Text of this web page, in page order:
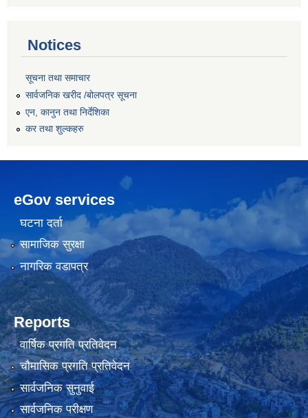
Notices
सूचना तथा समाचार
सार्वजनिक खरीद /बोलपत्र सूचना
एन, कानुन तथा निर्देशिका
कर तथा शुल्कहरु
eGov services
घटना दर्ता
सामाजिक सुरक्षा
नागरिक वडापत्र
Reports
वार्षिक प्रगति प्रतिवेदन
चौमासिक प्रगति प्रतिवेदन
सार्वजनिक सुनुवाई
सार्वजनिक परीक्षण